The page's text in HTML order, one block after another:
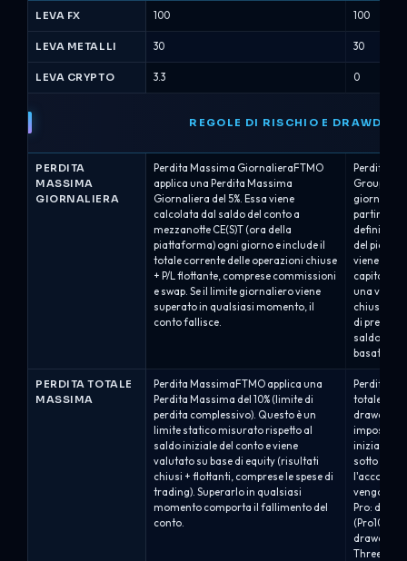
LEVA FX 100 100
LEVA METALLI 30 30
LEVA CRYPTO 3.3 0
REGOLE DI RISCHIO E
PERDITA
MASSIMA
GIORNALIERA
Perdita Massima GiornalieraFTMO
applica una Perdita Massima
Giornaliera del 5%. Essa viene
calcolata dal saldo del conto a
mezzanotte CE(S)T (ora della
piattaforma) ogni giorno e include il
totale corrente delle operazioni chiuse
+ P/L flottante, comprese commissioni
e swap. Se il limite giornaliero viene
superato in qualsiasi momento, il
conto fallisce.
Perdita
Group
partire da
definiti
del
viene
capitale, e
una
chiuse
di prelievo
basato sul
PERDITA TOTALE
MASSIMA
Perdita MassimaFTMO applica una
Perdita Massima del 10% (limite di
perdita complessivo). Questo è un
limite statico misurato rispetto al
saldo iniziale del conto e viene
valutato su base di equity (risultati
chiusi + flottanti, comprese le spese di
trading). Superarlo in qualsiasi
momento comporta il fallimento del
conto.
Perdita
totale
drawdown
impostata
iniziale.
sotto della
l'account
vengono
Pro:
(Pro10) /
drawdown
Three: